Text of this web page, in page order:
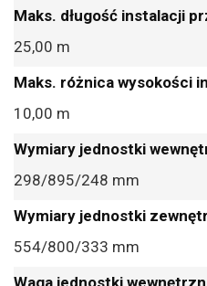
25,00 m
10,00 m
298/895/248 mm
554/800/333 mm